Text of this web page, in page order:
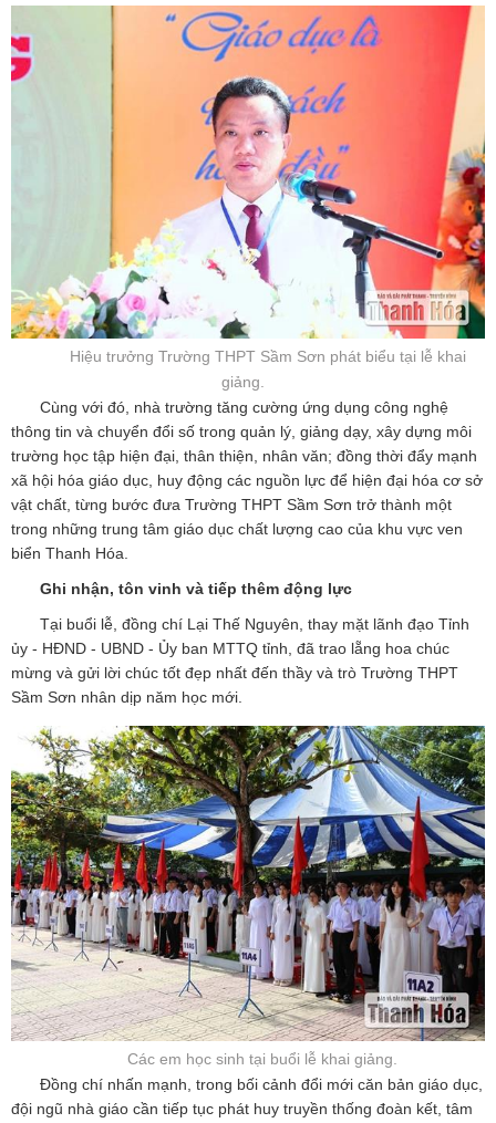
Hiệu trưởng Trường THPT Sầm Sơn phát biểu tại lễ khai
giảng.
Cùng với đó, nhà trường tăng cường ứng dụng công nghệ
thông tin và chuyển đổi số trong quản lý, giảng dạy, xây dựng môi
trường học tập hiện đại, thân thiện, nhân văn; đồng thời đẩy mạnh
xã hội hóa giáo dục, huy động các nguồn lực để hiện đại hóa cơ sở
vật chất, từng bước đưa Trường THPT Sầm Sơn trở thành một
trong những trung tâm giáo dục chất lượng cao của khu vực ven
biển Thanh Hóa.
Ghi nhận, tôn vinh và tiếp thêm động lực
Tại buổi lễ, đồng chí Lại Thế Nguyên, thay mặt lãnh đạo Tỉnh
ủy - HĐND - UBND - Ủy ban MTTQ tỉnh, đã trao lẵng hoa chúc
mừng và gửi lời chúc tốt đẹp nhất đến thầy và trò Trường THPT
Sầm Sơn nhân dịp năm học mới.
Các em học sinh tại buổi lễ khai giảng.
Đồng chí nhấn mạnh, trong bối cảnh đổi mới căn bản giáo dục,
đội ngũ nhà giáo cần tiếp tục phát huy truyền thống đoàn kết, tâm